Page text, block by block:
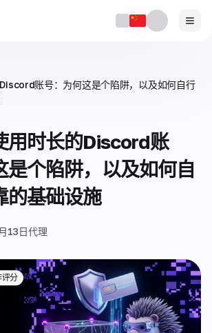
账号：为何这是个陷阱，以及如何自行
用时长的Discord账
是个陷阱，以及如何自
的基础设施
13日代理
分